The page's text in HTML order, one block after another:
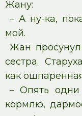
Жану:
– А ну-ка,
мой.
Жан
сестра.
как
– Опять
кормлю,